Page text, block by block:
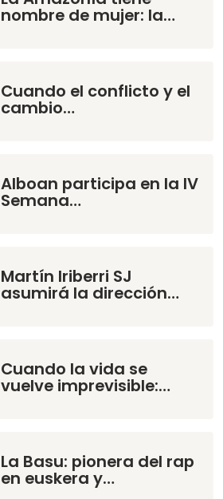
nombre de mujer: la…
Cuando el conflicto y el
cambio…
Alboan participa en la IV
Semana…
Martín Iriberri SJ
asumirá la dirección…
Cuando la vida se
vuelve imprevisible:…
La Basu: pionera del rap
en euskera y…